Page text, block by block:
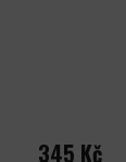
345 Kč